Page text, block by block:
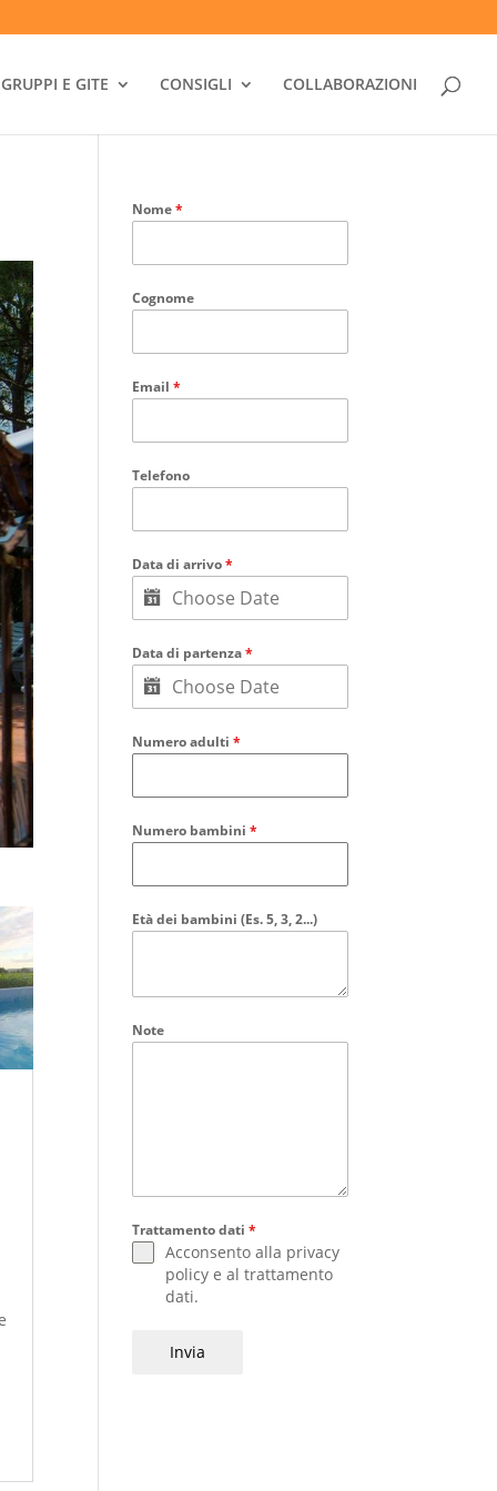
GRUPPI E GITE CONSIGLI COLLABORAZIONI
Nome*
Cognome
Email*
Telefono
Data di arrivo*
Data di partenza*
Numero adulti*
Numero bambini*
Età dei bambini (Es. 5, 3, 2...)
Note
Trattamento dati*
Acconsento alla privacy
policy e altrattamento
dati.
Invia